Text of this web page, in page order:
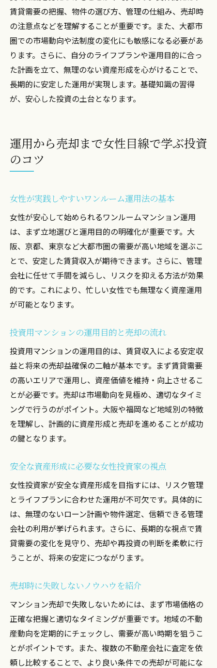
賃貸需要の把握、物件の選び方、管理の仕組み、売却時
の注意点などを理解することが重要です。また、大都市
圏での市場動向や法制度の変化にも敏感になる必要があ
ります。さらに、自分のライフプランや運用目的に合っ
た計画を立て、無理のない資産形成を心がけることで、
長期的に安定した運用が実現します。基礎知識の習得
が、安心した投資の土台となります。
運用から売却まで女性目線で学ぶ投資
のコツ
女性が実践しやすいワンルーム運用法の基本
女性が安心して始められるワンルームマンション運用
は、まず立地選びと運用目的の明確化が重要です。大
阪、京都、東京など大都市圏の需要が高い地域を選ぶこ
とで、安定した賃貸収入が期待できます。さらに、管理
会社に任せて手間を減らし、リスクを抑える方法が効果
的です。これにより、忙しい女性でも無理なく資産運用
が可能となります。
投資用マンションの運用目的と売却の流れ
投資用マンションの運用目的は、賃貸収入による安定収
益と将来の売却益確保の二軸が基本です。まず賃貸需要
の高いエリアで運用し、資産価値を維持・向上させるこ
とが必要です。売却は市場動向を見極め、適切なタイミ
ングで行うのがポイント。大阪や福岡など地域別の特徴
を理解し、計画的に資産形成と売却を進めることが成功
の鍵となります。
安全な資産形成に必要な女性投資家の視点
女性投資家が安全な資産形成を目指すには、リスク管理
とライフプランに合わせた運用が不可欠です。具体的に
は、無理のないローン計画や物件選定、信頼できる管理
会社の利用が挙げられます。さらに、長期的な視点で賃
貸需要の変化を見守り、売却や再投資の判断を柔軟に行
うことが、将来の安定につながります。
売却時に失敗しないノウハウを紹介
マンション売却で失敗しないためには、まず市場価格の
正確な把握と適切なタイミングが重要です。地域の不動
産動向を定期的にチェックし、需要が高い時期を狙うこ
とがポイントです。また、複数の不動産会社に査定を依
頼し比較することで、より良い条件での売却が可能にな